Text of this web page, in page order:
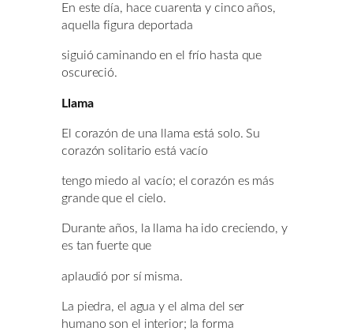
En este día, hace cuarenta y cinco años,
aquella figura deportada
siguió caminando en el frío hasta que
oscureció.
Llama
El corazón de una llama está solo. Su
corazón solitario está vacío
tengo miedo al vacío; el corazón es más
grande que el cielo.
Durante años, la llama ha ido creciendo, y
es tan fuerte que
aplaudió por sí misma.
La piedra, el agua y el alma del ser
humano son el interior; la forma